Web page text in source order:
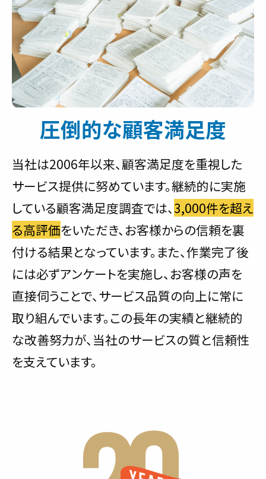
圧倒的な顧客満足度
当社は2006年以来、顧客満足度を重視した
サービス提供に努めています。継続的に実施
している顧客満足度調査では、 3,000件を超え
る高評価をいただき、お客様からの信頼を裏
付ける結果となっています。また、作業完了後
には必ずアンケートを実施し、お客様の声を
直接伺うことで、サービス品質の向上に常に
取り組んでいます。この長年の実績と継続的
な改善努力が、当社のサービスの質と信頼性
を支えています。